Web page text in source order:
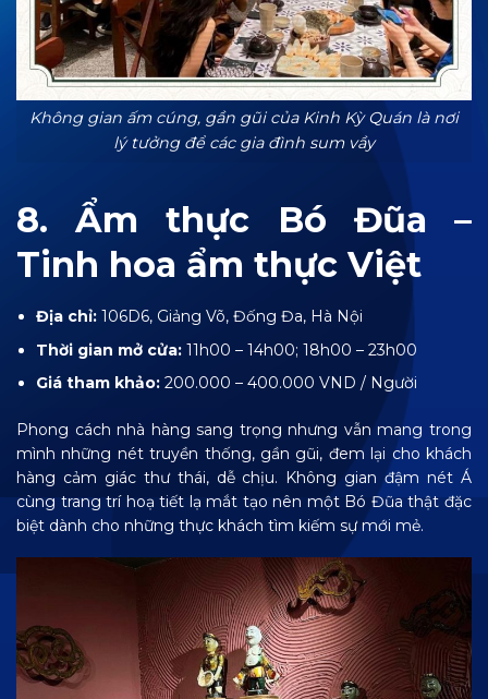
Không gian ấm cúng, gần gũi của Kinh Kỳ Quán là nơi
lý tưởng để các gia đình sum vầy
8. Ẩm thực Bó Đũa –
Tinh hoa ẩm thực Việt
Địa chỉ: 106D6, Giảng Võ, Đống Đa, Hà Nội
Thời gian mở cửa: 11h00 – 14h00; 18h00 – 23h00
Giá tham khảo:200.000 – 400.000 VND / Người
Phong cách nhà hàng sang trọng nhưng vẫn mang trong
mình những nét truyền thống, gần gũi, đem lại cho khách
hàng cảm giác thư thái, dễ chịu. Không gian đậm nét Á
cùng trang trí hoạ tiết lạ mắt tạo nên một Bó Đũa thật đặc
biệt dành cho những thực khách tìm kiếm sự mới mẻ.